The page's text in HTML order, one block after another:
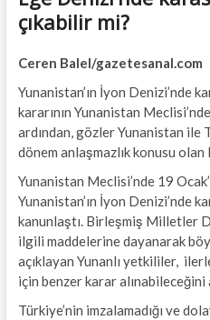
çıkabilir mi?
Ceren Balel/gazetesanal.com
Yunanistan’ın İyon Denizi’nde
kararının Yunanistan
ardından, gözler Yunanistan ile
dönem anlaşmazlık konusu olan
Yunanistan Meclisi’nde 19
Yunanistan’ın İyon Denizi’nde
kanunlaştı. Birleşmiş Milletler
ilgili maddelerine dayanarak
açıklayan Yunanlı yetkililer,
için benzer karar alınabileceğini
Türkiye’nin imzalamadığı ve